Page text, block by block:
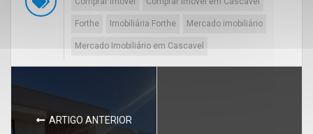
Forthe Imobiliária Forthe Mercado imobiliário
Mercado Imobiliário em Cascavel
ARTIGO ANTERIOR